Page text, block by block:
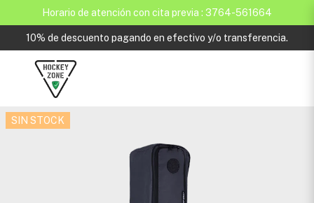
Horario de atención con cita previa : 3764-561664
10% de descuento pagando en efectivo y/o transferencia.
SIN STOCK